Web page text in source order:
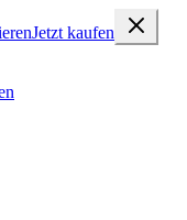
Jetzt kaufen